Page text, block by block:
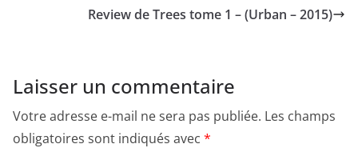
Review de Trees tome 1 – (Urban – 2015)
Laisser un commentaire
Votre adresse e-mail ne sera pas publiée. Les champs
obligatoires sont indiqués avec *